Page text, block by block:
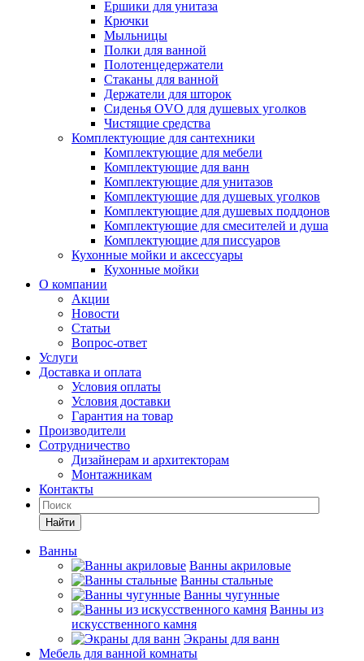
Ершики для унитаза
Крючки
Мыльницы
Полки для ванной
Полотенцедержатели
Стаканы для ванной
Держатели для шторок
Сиденья OVO для душевых уголков
Чистящие средства
Комплектующие для сантехники
Комплектующие для мебели
Комплектующие для ванн
Комплектующие для унитазов
Комплектующие для душевых уголков
Комплектующие для душевых поддонов
Комплектующие для смесителей и душа
Комплектующие для писсуаров
Кухонные мойки и аксессуары
Кухонные мойки
О компании
Акции
Новости
Статьи
Вопрос-ответ
Услуги
Доставка и оплата
Условия оплаты
Условия доставки
Гарантия на товар
Производители
Сотрудничество
Дизайнерам и архитекторам
Монтажникам
Контакты
Найти
Ванны
Ванны акриловые
Ванны стальные
Ванны чугунные
Ванны из
искусственного камня
Экраны для ванн
Мебель для ванной комнаты